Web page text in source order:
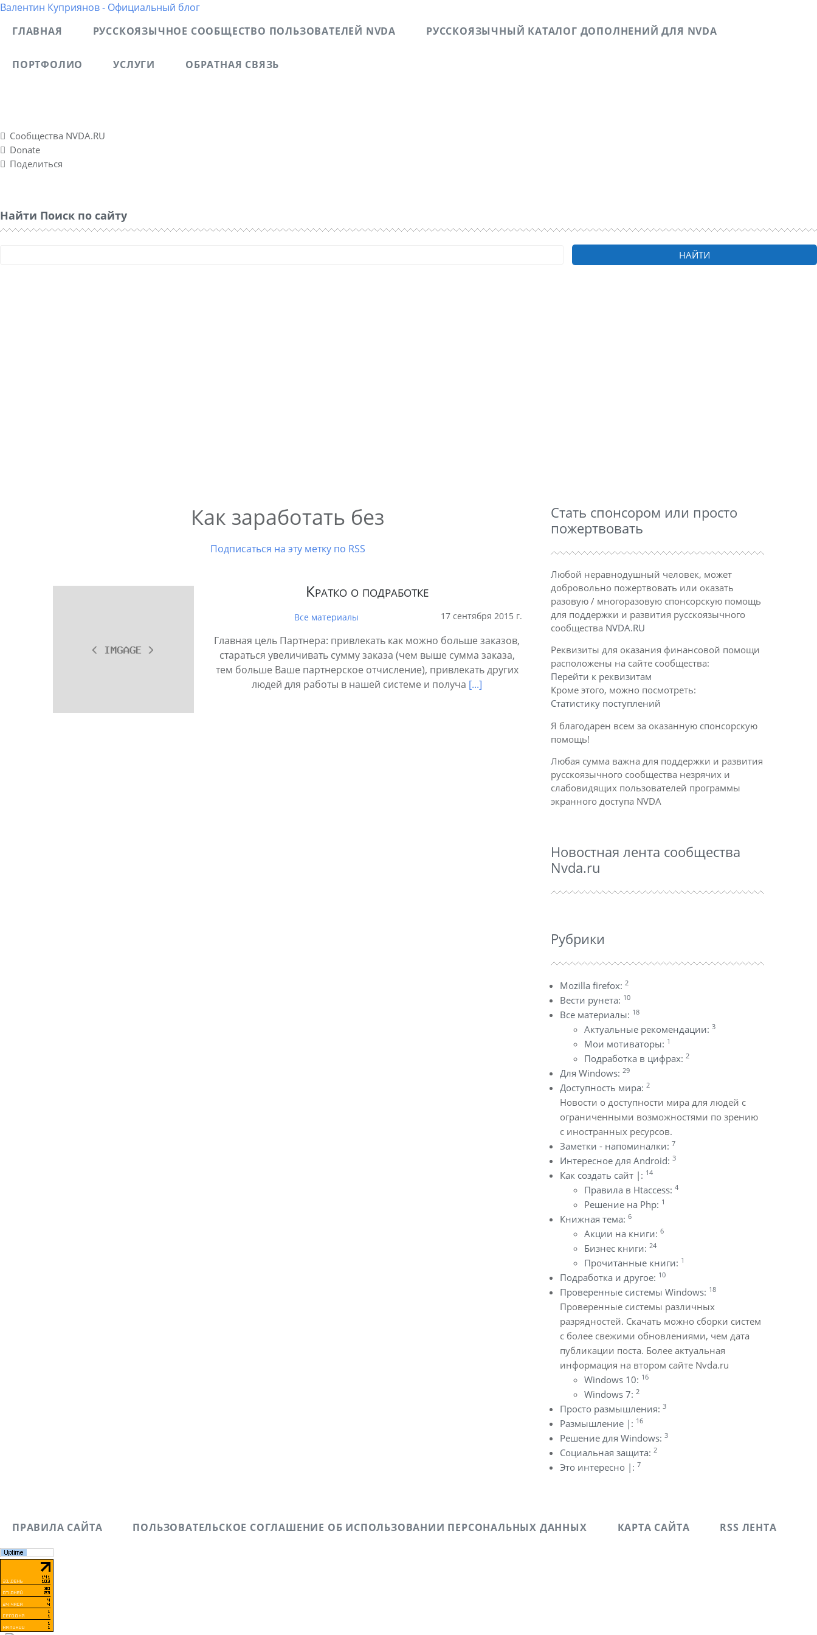
Валентин Куприянов - Официальный блог
ГЛАВНАЯ
РУССКОЯЗЫЧНОЕ СООБЩЕСТВО ПОЛЬЗОВАТЕЛЕЙ NVDA РУССКОЯЗЫЧНЫЙ КАТАЛОГ ДОПОЛНЕНИЙ ДЛЯ NVDA
ПОРТФОЛИО УСЛУГИ
ОБРАТНАЯ СВЯЗЬ
Сообщества NVDA.RU
Donate
Поделиться
Найти Поиск по сайту
НАЙТИ
Как заработать без
Подписаться на эту метку по RSS
Кратко о подработке
Все материалы 17 сентября 2015 г.
Главная цель Партнера: привлекать как можно больше заказов,
стараться увеличивать сумму заказа (чем выше сумма заказа,
тем больше Ваше партнерское отчисление), привлекать других
людей для работы в нашей системе и получа [...]
Стать спонсором или просто
пожертвовать
Любой неравнодушный человек, может
добровольно пожертвовать или оказать
разовую / многоразовую спонсорскую помощь
для поддержки и развития русскоязычного
сообщества NVDA.RU
Реквизиты для оказания финансовой помощи
расположены на сайте сообщества:
Перейти к реквизитам
Кроме этого, можно посмотреть:
Статистику поступлений
Я благодарен всем за оказанную спонсорскую
помощь!
Любая сумма важна для поддержки и развития
русскоязычного сообщества незрячих и
слабовидящих пользователей программы
экранного доступа NVDA
Новостная лента сообщества
Nvda.ru
Рубрики
Mozilla firefox: 2
Вести рунета: 10
Все материалы: 18
Актуальные рекомендации: 3
Мои мотиваторы: 1
Подработка в цифрах: 2
Для Windows: 29
Доступность мира: 2
Новости о доступности мира для людей с
ограниченными возможностями по зрению
с иностранных ресурсов.
Заметки - напоминалки: 7
Интересное для Android: 3
Как создать сайт |: 14
Правила в Htaccess: 4
Решение на Php: 1
Книжная тема: 6
Акции на книги: 6
Бизнес книги: 24
Прочитанные книги: 1
Подработка и другое: 10
Проверенные системы Windows: 18
Проверенные системы различных
разрядностей. Скачать можно сборки систем
с более свежими обновлениями, чем дата
публикации поста. Более актуальная
информация на втором сайте Nvda.ru
Windows 10: 16
Windows 7: 2
Просто размышления: 3
Размышление |: 16
Решение для Windows: 3
Социальная защита: 2
Это интересно |: 7
ПРАВИЛА САЙТА ПОЛЬЗОВАТЕЛЬСКОЕ СОГЛАШЕНИЕ ОБ ИСПОЛЬЗОВАНИИ ПЕРСОНАЛЬНЫХ ДАННЫХ КАРТА САЙТА RSS ЛЕНТА